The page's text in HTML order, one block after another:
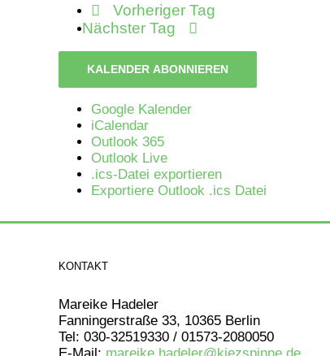
Vorheriger Tag
Nächster Tag
KALENDER ABONNIEREN
Google Kalender
iCalendar
Outlook 365
Outlook Live
.ics-Datei exportieren
Exportiere Outlook .ics Datei
KONTAKT
Mareike Hadeler
Fanningerstraße 33, 10365 Berlin
Tel: 030-32519330 / 01573-2080050